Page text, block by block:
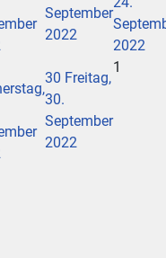
September
2022
2022
30 Freitag,
30.
September
2022
1